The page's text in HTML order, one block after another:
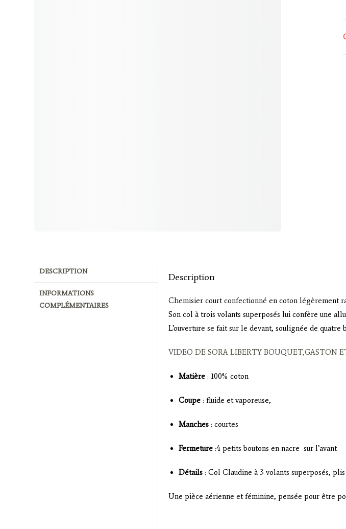
DESCRIPTION
INFORMATIONS
COMPLÉMENTAIRES
Description
Chemisier court confectionné en coton légèrement
Son col à trois volants superposés lui confère une
L’ouverture se fait sur le devant, soulignée de quatre
VIDEO DE SORA LIBERTY BOUQUET,GASTON
Matière : 100% coton
Coupe : fluide et vaporeuse,
Manches : courtes
Fermeture :4 petits boutons en nacre sur l’avant
Détails : Col Claudine à 3 volants superposés,
Une pièce aérienne et féminine, pensée pour être